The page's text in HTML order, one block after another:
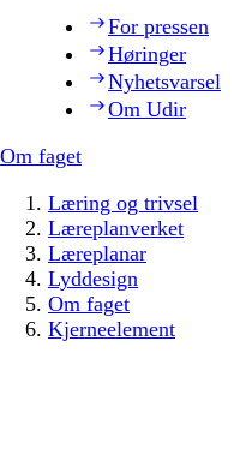
For pressen
Høringer
Nyhetsvarsel
Om Udir
Om faget
Læring og trivsel
Læreplanverket
Læreplanar
Lyddesign
Om faget
Kjerneelement